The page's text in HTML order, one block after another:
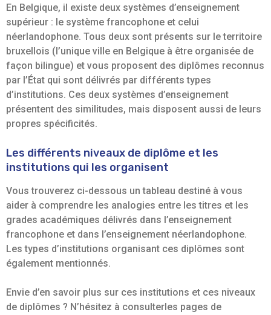
En Belgique, il existe deux systèmes d’enseignement
supérieur : le système francophone et celui
néerlandophone. Tous deux sont présents sur le territoire
bruxellois (l’unique ville en Belgique à être organisée de
façon bilingue) et vous proposent des diplômes reconnus
par l’État qui sont délivrés par différents types
d’institutions. Ces deux systèmes d’enseignement
présentent des similitudes, mais disposent aussi de leurs
propres spécificités.
Les différents niveaux de diplôme et les
institutions qui les organisent
Vous trouverez ci-dessous un tableau destiné à vous
aider à comprendre les analogies entre les titres et les
grades académiques délivrés dans l’enseignement
francophone et dans l’enseignement néerlandophone.
Les types d’institutions organisant ces diplômes sont
également mentionnés.
Envie d’en savoir plus sur ces institutions et ces niveaux
de diplômes ? N’hésitez à consulterles pages de